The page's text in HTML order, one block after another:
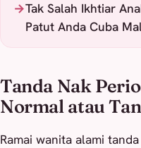
Tak Salah Ikhtiar
Patut Anda Cuba
Tanda Nak
Normal atau
Ramai wanita alami